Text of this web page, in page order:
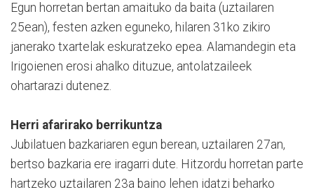
Egun horretan bertan amaituko da baita (uztailaren
25ean), festen azken eguneko, hilaren 31ko zikiro
janerako txartelak eskuratzeko epea. Alamandegin eta
Irigoienen erosi ahalko dituzue, antolatzaileek
ohartarazi dutenez.
Herri afarirako berrikuntza
Jubilatuen bazkariaren egun berean, uztailaren 27an,
bertso bazkaria ere iragarri dute. Hitzordu horretan parte
hartzeko uztailaren 23a baino lehen idatzi beharko